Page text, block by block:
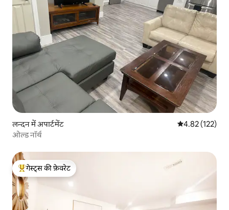
लन्दन में अपार्टमेंट औसत रेटिंग 5 में से
4.82 (122)
ओल्ड नॉर्थ
गेस्ट्स का टॉप फ़ेवरेट
गेस्ट्स की फ़ेवरेट